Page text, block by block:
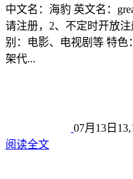
中文名：海豹 英文名：
请注册，2、不定时开放
别：电影、电视剧等 特色
架代...
07月13日
阅读全文